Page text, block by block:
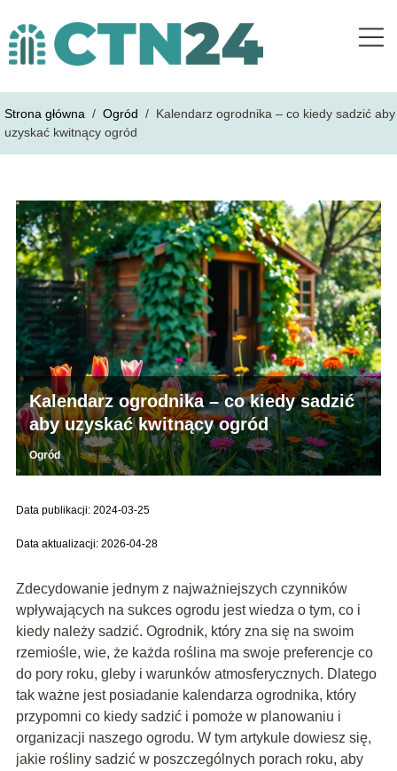
Strona główna / Ogród / Kalendarz ogrodnika – co kiedy sadzić aby
uzyskać kwitnący ogród
Kalendarz ogrodnika – co kiedy sadzić
aby uzyskać kwitnący ogród
Ogród
Data publikacji: 2024-03-25
Data aktualizacji: 2026-04-28
Zdecydowanie jednym z najważniejszych czynników
wpływających na sukces ogrodu jest wiedza o tym, co i
kiedy należy sadzić. Ogrodnik, który zna się na swoim
rzemiośle, wie, że każda roślina ma swoje preferencje co
do pory roku, gleby i warunków atmosferycznych. Dlatego
tak ważne jest posiadanie kalendarza ogrodnika, który
przypomni co kiedy sadzić i pomoże w planowaniu i
organizacji naszego ogrodu. W tym artykule dowiesz się,
jakie rośliny sadzić w poszczególnych porach roku, aby